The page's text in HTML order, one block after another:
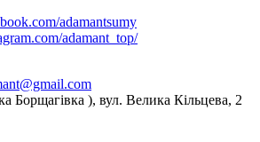
adamantsumy
adamant_top/
Борщагівка ), вул. Велика Кільцева, 2